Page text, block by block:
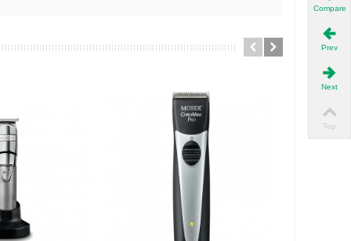
Compare
Prev
Next
Top